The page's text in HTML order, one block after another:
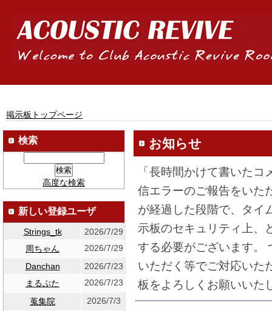
掲示板トップページ
お知らせ
「長時間かけて書いた
信エラーのご報告をいた
が経過した段階で、タイ
示板のセキュリティ上、
する必要がございます。
いただく等でご対応いた
板をよろしくお願いいた
検索
高度な検索
新しい登録ユーザ
Strings_tk
2026/7/29
周ちゃん
2026/7/29
Danchan
2026/7/23
まるぶた
2026/7/23
蒐集院
2026/7/3